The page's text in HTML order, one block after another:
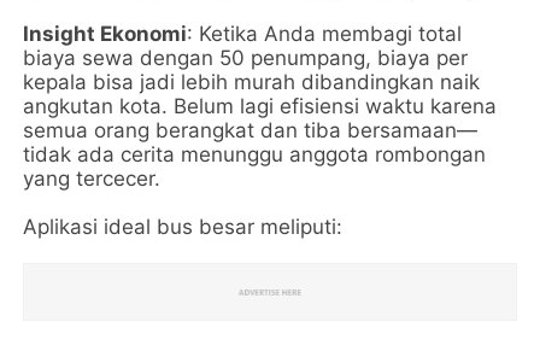
Insight Ekonomi: Ketika Anda membagi total
biaya sewa dengan 50 penumpang, biaya per
kepala bisa jadi lebih murah dibandingkan naik
angkutan kota. Belum lagi efisiensi waktu karena
semua orang berangkat dan tiba bersamaan—
tidak ada cerita menunggu anggota rombongan
yang tercecer.
Aplikasi ideal bus besar meliputi: